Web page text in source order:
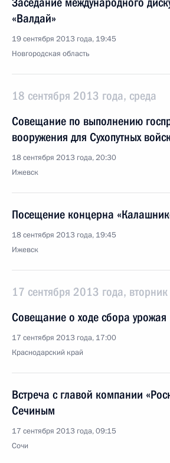
«Валдай»
19 сентября 2013 года, 19:45
Новгородская область
18 сентября 2013 года, среда
Совещание по выполнению
вооружения для Сухопутных
18 сентября 2013 года, 20:30
Ижевск
Посещение концерна
18 сентября 2013 года, 19:45
Ижевск
17 сентября 2013 года, вторник
Совещание о ходе сбора урожая
17 сентября 2013 года, 17:00
Краснодарский край
Встреча с главой компании
Сечиным
17 сентября 2013 года, 09:15
Сочи